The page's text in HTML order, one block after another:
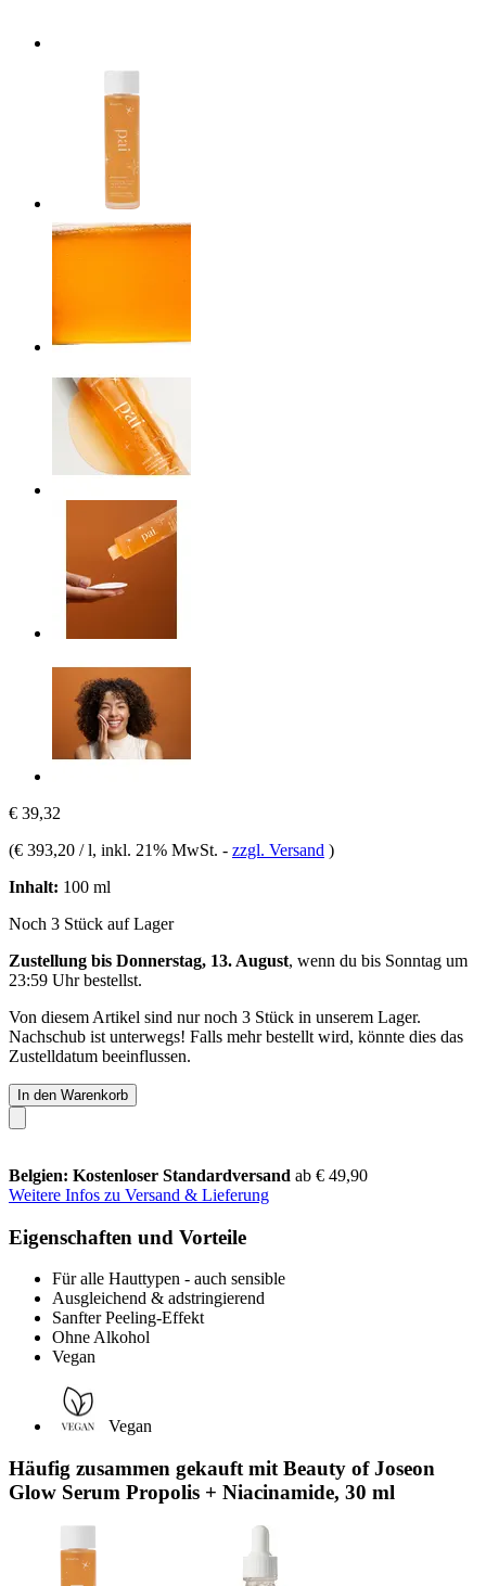
€ 39,32
(€ 393,20 / l, inkl. 21% MwSt. - zzgl. Versand )
Inhalt: 100 ml
Noch 3 Stück auf Lager
Zustellung bis Donnerstag, 13. August, wenn du bis Sonntag um
23:59 Uhrbestellst.
Von diesem Artikel sind nur noch 3 Stück in unserem Lager.
Nachschub ist unterwegs! Falls mehr bestellt wird, könnte dies das
Zustelldatum beeinflussen.
In den Warenkorb
Belgien: Kostenloser Standardversand ab € 49,90
Weitere Infos zu Versand & Lieferung
Eigenschaften und Vorteile
Für alle Hauttypen - auch sensible
Ausgleichend & adstringierend
Sanfter Peeling-Effekt
Ohne Alkohol
Vegan
Vegan
Häufig zusammen gekauft mit Beauty of Joseon
Glow Serum Propolis + Niacinamide, 30 ml